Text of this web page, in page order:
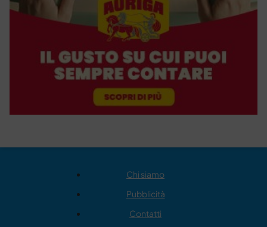
Chi siamo
Pubblicità
Contatti